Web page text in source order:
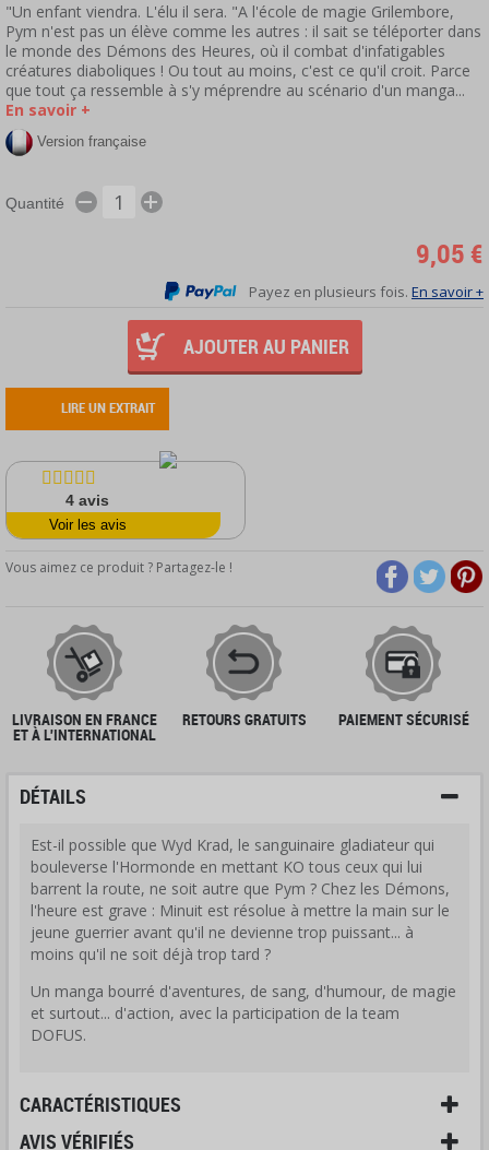
"Un enfant viendra. L'élu il sera. "A l'école de magie Grilembore,
Pym n'est pas un élève comme les autres : il sait se téléporter dans
le monde des Démons des Heures, où il combat d'infatigables
créatures diaboliques ! Ou tout au moins, c'est ce qu'il croit. Parce
que tout ça ressemble à s'y méprendre au scénario d'un manga...
En savoir +
Version française
Quantité
9,05 €
Payez en plusieurs fois. En savoir +
AJOUTER AU PANIER
LIRE UN EXTRAIT
4avis
Voir les avis
Vous aimez ce produit ? Partagez-le !
LIVRAISON EN FRANCE
ET À L'INTERNATIONAL
RETOURS GRATUITS PAIEMENT SÉCURISÉ
DÉTAILS
Est-il possible que Wyd Krad, le sanguinaire gladiateur qui
bouleverse l'Hormonde en mettant KO tous ceux qui lui
barrent la route, ne soit autre que Pym ? Chez les Démons,
l'heure est grave : Minuit est résolue à mettre la main sur le
jeune guerrier avant qu'il ne devienne trop puissant... à
moins qu'il ne soit déjà trop tard ?
Un manga bourré d'aventures, de sang, d'humour, de magie
et surtout... d'action, avec la participation de la team
DOFUS.
CARACTÉRISTIQUES
AVIS VÉRIFIÉS